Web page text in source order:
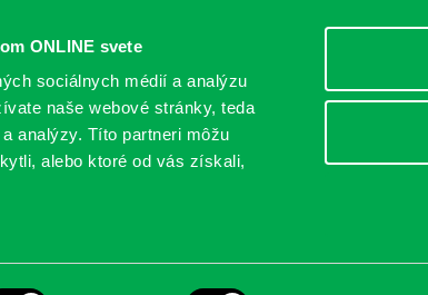
ONLINE svete
sociálnych médií a analýzu
naše webové stránky, teda
analýzy. Títo partneri môžu
alebo ktoré od vás získali,
O KNIŽNICI